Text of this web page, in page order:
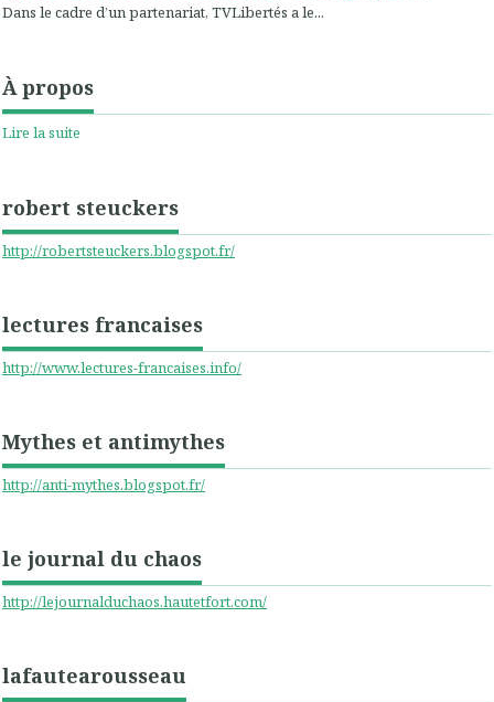
Dans le cadre d’un partenariat, TVLibertés a le...
À propos
Lire la suite
robert steuckers
http://robertsteuckers.blogspot.fr/
lectures francaises
http://www.lectures-francaises.info/
Mythes et antimythes
http://anti-mythes.blogspot.fr/
le journal du chaos
http://lejournalduchaos.hautetfort.com/
lafautearousseau